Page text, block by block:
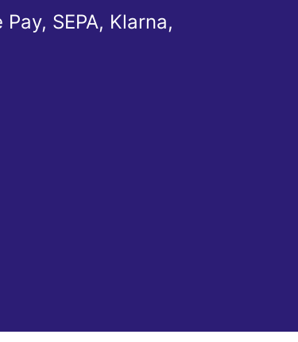
SEPA, Klarna,